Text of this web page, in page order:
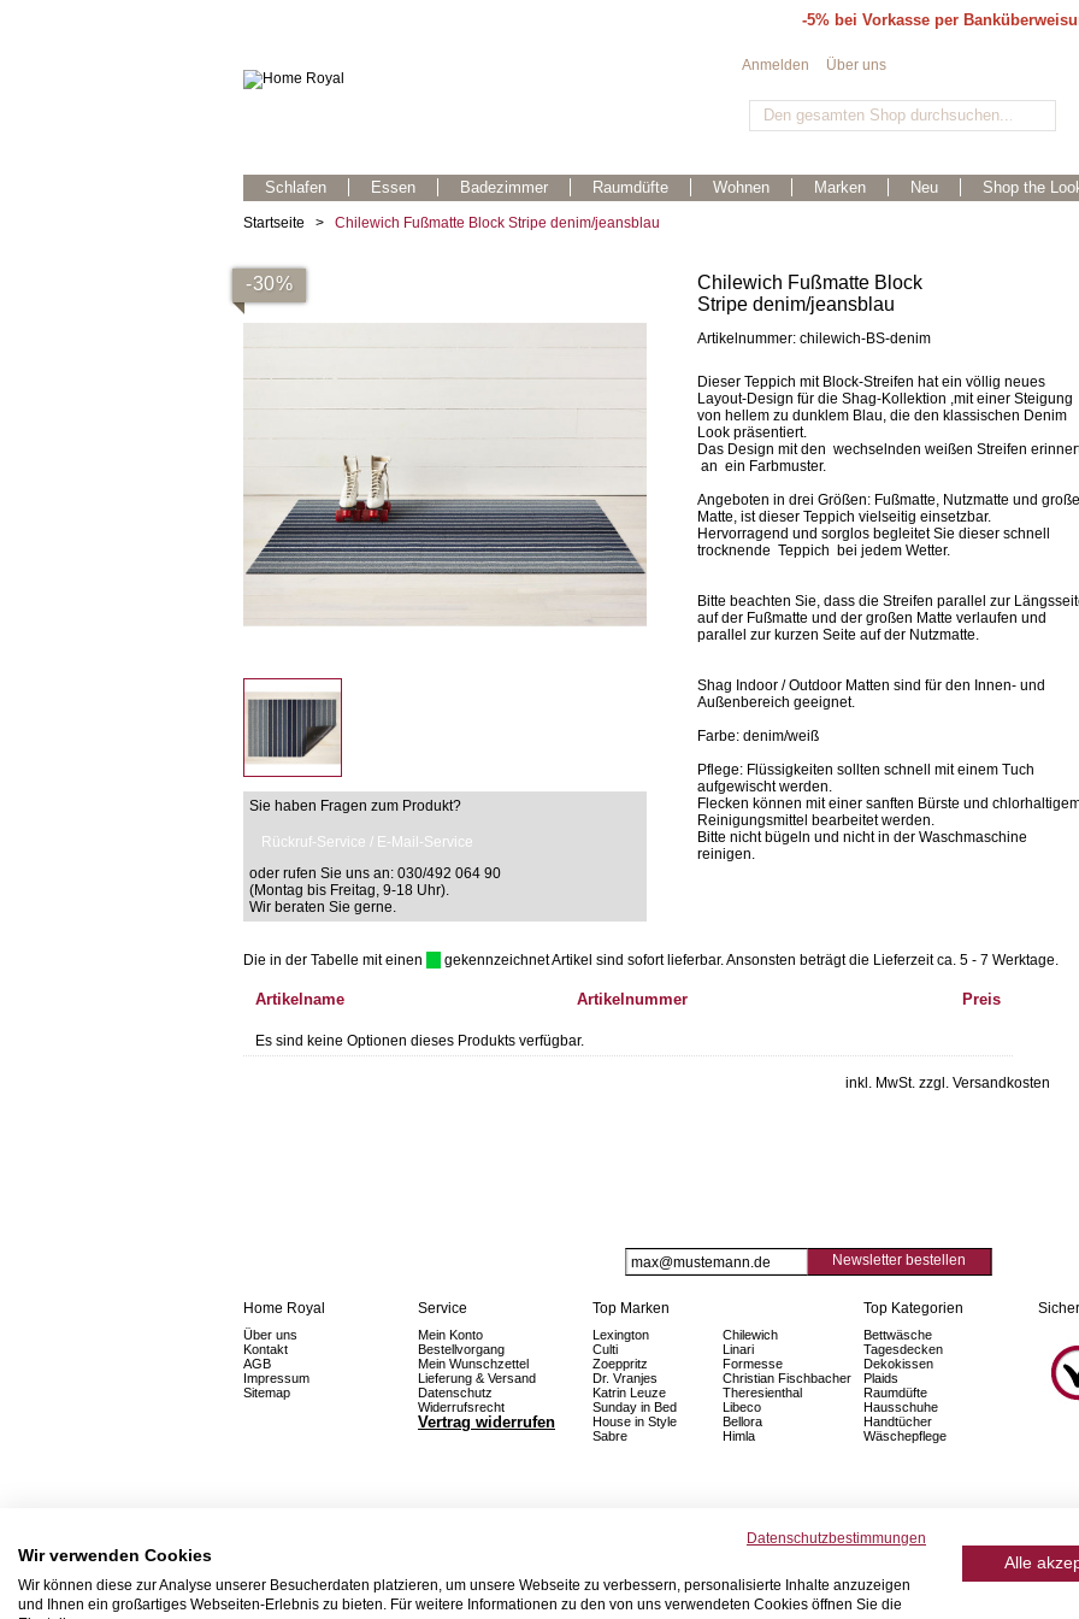
-5% bei Vorkasse per
Schlafen Essen Badezimmer Raumdüfte Wohnen Marken Neu Shop the
Anmelden Über uns
Startseite > Chilewich Fußmatte Block Stripe denim/jeansblau
-30%
Sie haben Fragen zum Produkt?
Rückruf-Service / E-Mail-Service
oder rufen Sie uns an: 030/492 064 90
(Montag bis Freitag, 9-18 Uhr).
Wir beraten Sie gerne.
Chilewich Fußmatte Block
Stripe denim/jeansblau
Artikelnummer: chilewich-BS-denim
Dieser Teppich mit Block-Streifen hat ein völlig neues
Layout-Design für die Shag-Kollektion ,mit einer Steigung
von hellem zu dunklem Blau, die den klassischen Denim
Look präsentiert.
Das Design mit den wechselnden weißen Streifen
an ein Farbmuster.
Angeboten in drei Größen: Fußmatte, Nutzmatte und große
Matte, ist dieser Teppich vielseitig einsetzbar.
Hervorragend und sorglos begleitet Sie dieser schnell
trocknende Teppich bei jedem Wetter.
Bitte beachten Sie, dass die Streifen parallel zur
auf der Fußmatte und der großen Matte verlaufen und
parallel zur kurzen Seite auf der Nutzmatte.
Shag Indoor / Outdoor Matten sind für den Innen- und
Außenbereich geeignet.
Farbe: denim/weiß
Pflege: Flüssigkeiten sollten schnell mit einem Tuch
aufgewischt werden.
Flecken können mit einer sanften Bürste und
Reinigungsmittel bearbeitet werden.
Bitte nicht bügeln und nicht in der Waschmaschine
reinigen.
Die in der Tabelle mit einen gekennzeichnet Artikel sind sofort lieferbar.Ansonsten beträgt die Lieferzeit ca. 5 - 7 Werktage.
Artikelname Artikelnummer Preis
Es sind keine Optionen dieses Produkts verfügbar.
inkl. MwSt. zzgl. Versandkosten
Newsletter bestellen
Home Royal
Über uns
Kontakt
AGB
Impressum
Sitemap
Service
Mein Konto
Bestellvorgang
Mein Wunschzettel
Lieferung & Versand
Datenschutz
Widerrufsrecht
Vertrag widerrufen
Top Marken
Lexington
Chilewich
Culti
Linari
Zoeppritz
Formesse
Dr. Vranjes
Christian Fischbacher
Katrin Leuze
Theresienthal
Sunday in Bed
Libeco
House in Style
Bellora
Sabre
Himla
Top Kategorien
Bettwäsche
Tagesdecken
Dekokissen
Plaids
Raumdüfte
Hausschuhe
Handtücher
Wäschepflege
Datenschutzbestimmungen
Wir verwenden Cookies
Wir können diese zur Analyse unserer Besucherdaten platzieren, um unsere Webseite zu verbessern, personalisierte Inhalte anzuzeigen
und Ihnen ein großartiges Webseiten-Erlebnis zu bieten. Für weitere Informationen zu den von uns verwendeten Cookies öffnen Sie die
Alle